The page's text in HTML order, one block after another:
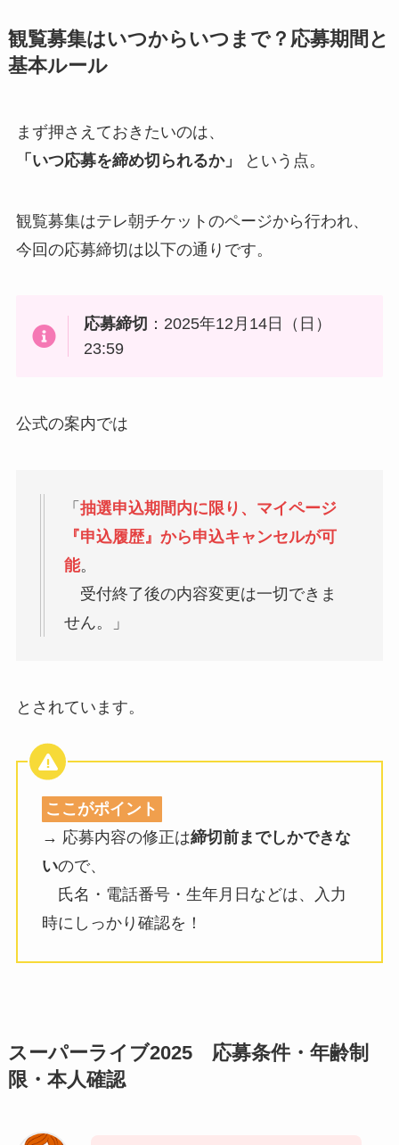
観覧募集はいつからいつまで？応募期間と
基本ルール
まず押さえておきたいのは、
「いつ応募を締め切られるか」
という点。
観覧募集はテレ朝チケットのページから行われ、
今回の応募締切は以下の通りです。
応募締切 ：2025年12月14日（日）
23:59
公式の案内では
「 抽選申込期間内に限り、マイページ
『申込履歴』から申込キャンセルが可
能。
受付終了後の内容変更は一切できま
せん。」
とされています。
ここがポイント
→ 応募内容の修正は締切前までしかできな
いので、
氏名・電話番号・生年月日などは、入力
時にしっかり確認を！
スーパーライブ2025 応募条件・年齢制
限・本人確認